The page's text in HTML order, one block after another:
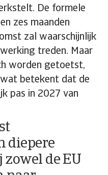
De formele
zes maanden
zal waarschijnlijk
treden. Maar
worden getoetst,
betekent dat de
pas in 2027 van
diepere
de EU